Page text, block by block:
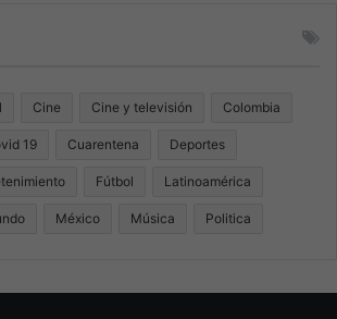
Cine Cine y televisión Colombia
19 Cuarentena Deportes
Fútbol Latinoamérica
México Música Politica